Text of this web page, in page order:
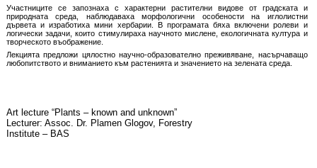
Участниците се запознаха с характерни растителни видове от градската и
природната среда, наблюдаваха морфологични особености на иглолистни
дървета и изработиха мини хербарии. В програмата бяха включени ролеви и
логически задачи, които стимулираха научното мислене, екологичната култура и
творческото въображение.
Лекцията предложи цялостно научно-образователно преживяване, насърчаващо
любопитството и вниманието към растенията и значението на зелената среда.
Art lecture “Plants – known and unknown”
Lecturer: Assoc. Dr. Plamen Glogov, Forestry
Institute – BAS